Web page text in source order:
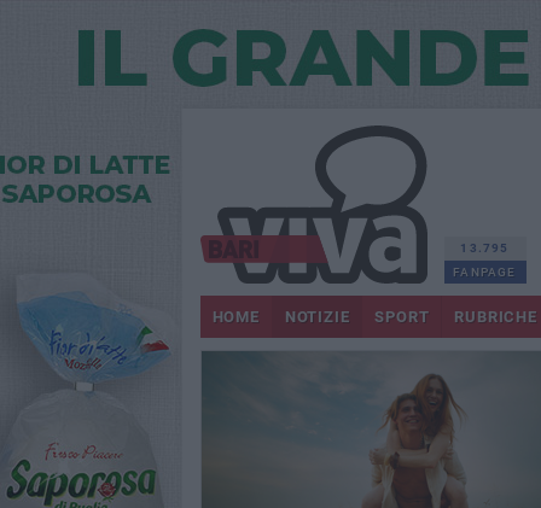
13.795
FANPAGE
HOME NOTIZIE SPORT RUBRICHE